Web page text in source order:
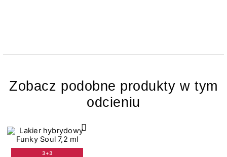
Zobacz podobne produkty w tym
odcieniu
3+3